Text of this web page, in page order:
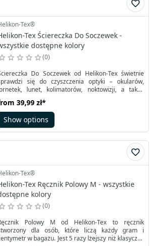
Tex®
Tex Ściereczka Do Soczewek -
dostępne kolory
0
Do Soczewek od Helikon-Tex świetnie
się do czyszczenia optyki – okularów,
lunet, kolimatorów, noktowizji, a także
tkanej mikrofibry, skutecznie usuwa tłuste
i zabrudzenia, nie pozostawiając zarysowań
ani nie naruszając delikatnych powłok.
39,99 zł*
Show options
Tex®
Tex Ręcznik Polowy M - wszystkie
kolory
0
Polowy M od Helikon-Tex to ręcznik
dla osób, które liczą każdy gram i
w bagażu. Jest 5 razy lżejszy niż klasyczny